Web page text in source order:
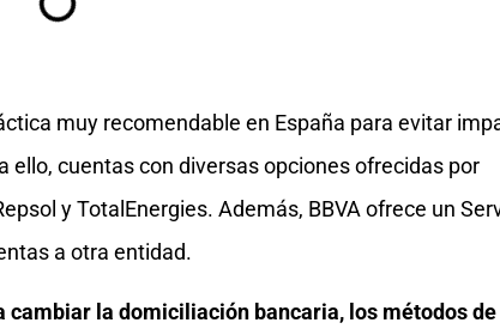
muy recomendable en España para evitar
cuentas con diversas opciones ofrecidas por
y TotalEnergies. Además, BBVA ofrece un
a otra entidad.
cambiar la domiciliación bancaria, los métodos de